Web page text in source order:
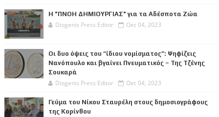
Η "ΠΝΟΗ ΔΗΜΙΟΥΡΓΙΑΣ" για τα Αδέσποτα Ζώα
Diogenis Press Editor Οκτ 04, 2023
Οι δυο όψεις του “ίδιου νομίσματος”: Ψηφίζεις
Νανόπουλο και βγαίνει Πνευματικός – Της Τζένης
Σουκαρά
Diogenis Press Editor Οκτ 04, 2023
Γεύμα του Νίκου Σταυρέλη στους δημοσιογράφους
της Κορίνθου